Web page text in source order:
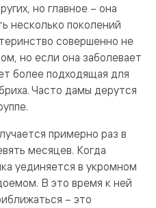
но главное – она
несколько поколений
совершенно не
но если она заболевает
более подходящая для
Часто дамы дерутся
примерно раз в
месяцев. Когда
уединяется в укромном
В это время к ней
– это